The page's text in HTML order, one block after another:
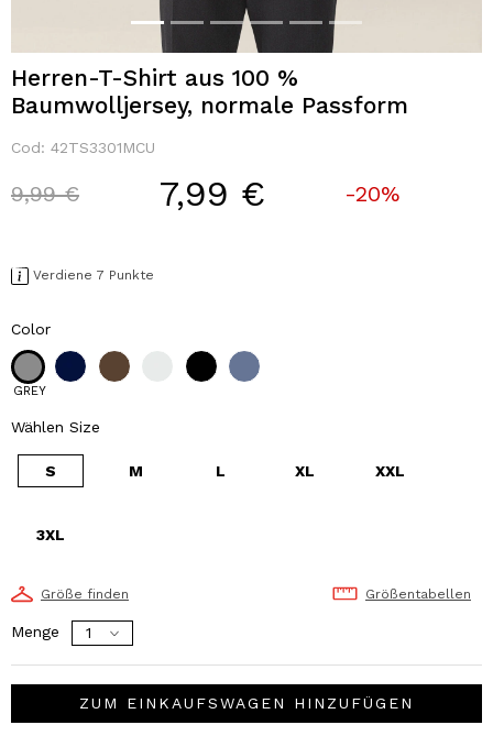
Herren-T-Shirt aus 100 %
Baumwolljersey, normale Passform
Cod: 42TS3301MCU
Price reduced from
9,99 €to 7,99 € -20%
Verdiene 7 Punkte
Color
GREY
Wählen Size
S M L XL XXL
3XL
Größe finden Größentabellen
Menge
ZUM EINKAUFSWAGEN HINZUFÜGEN